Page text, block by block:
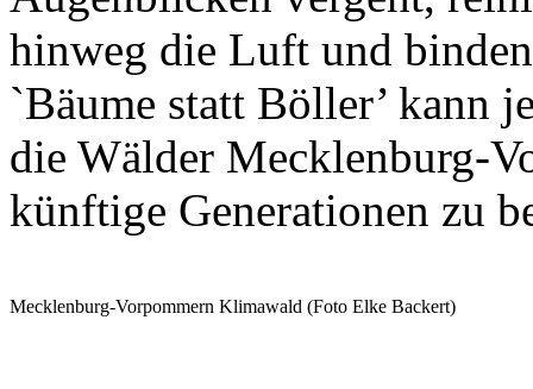
hinweg die Luft und
`Bäume statt Böller’ kann
die Wälder Mecklenburg-
künftige Generationen zu
Mecklenburg-Vorpommern Klimawald (Foto Elke Backert)